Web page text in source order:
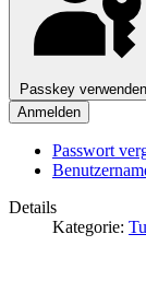
Passkey verwenden
Anmelden
Passwort
Details
Kategorie: